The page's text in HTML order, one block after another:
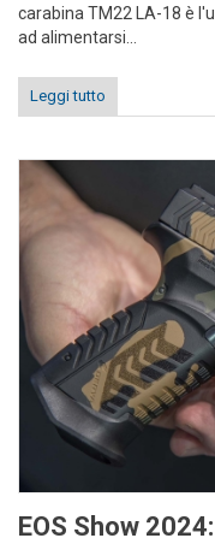
carabina TM22 LA-18 è
ad alimentarsi...
Leggi tutto
EOS Show